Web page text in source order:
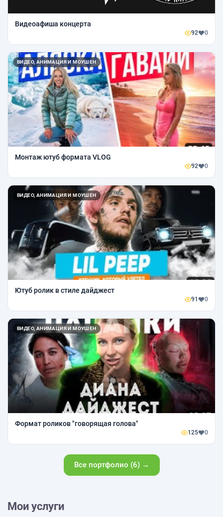
Видеоафиша концерта
92 0
ВИДЕО, АНИМАЦИЯ И МОУШЕН
Монтаж ютуб формата VLOG
92 0
ВИДЕО, АНИМАЦИЯ И МОУШЕН
Ютуб ролик в стиле дайджест
91 0
ВИДЕО, АНИМАЦИЯ И МОУШЕН
Формат роликов "говорящая голова"
125 0
Все портфолио (6) →
Мои услуги